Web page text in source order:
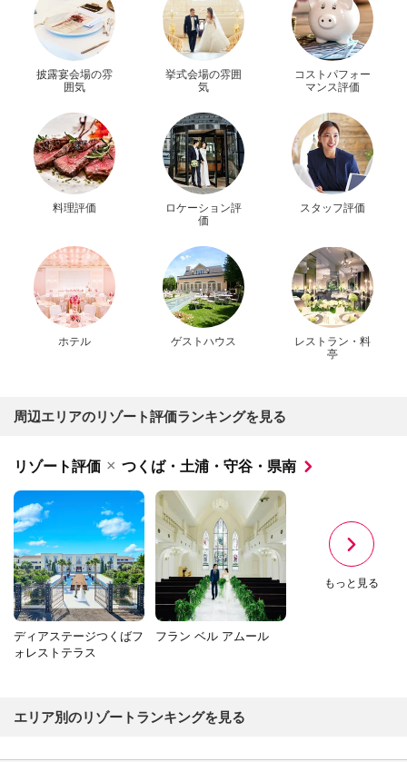
披露宴会場の雰
囲気
挙式会場の雰囲
気
コストパフォー
マンス評価
料理評価
ロケーション評
価
スタッフ評価
ホテル ゲストハウス
レストラン・料
亭
周辺エリアのリゾート評価ランキングを見る
リゾート評価 × つくば・土浦・守谷・県南
ディアステージつくばフ
ォレストテラス
フラン ベル アムール
もっと見る
エリア別のリゾートランキングを見る